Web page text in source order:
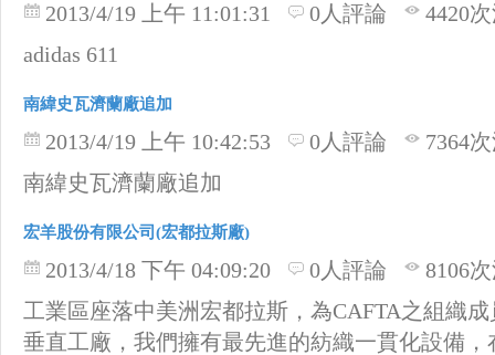
2013/4/19 上午 11:01:31 0人評論
4420
adidas 611
南緯史瓦濟蘭廠追加
2013/4/19 上午 10:42:53 0人評論
7364
南緯史瓦濟蘭廠追加
宏羊股份有限公司(宏都拉斯廠)
2013/4/18 下午 04:09:20 0人評論
8106
工業區座落中美洲宏都拉斯，為CAFTA之組織
垂直工廠，我們擁有最先進的紡織一貫化設備